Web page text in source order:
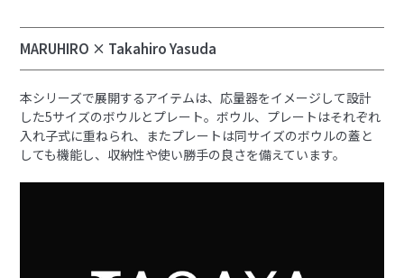
MARUHIRO × Takahiro Yasuda
本シリーズで展開するアイテムは、応量器をイメージして設計
した5サイズのボウルとプレート。ボウル、プレートはそれぞれ
入れ子式に重ねられ、またプレートは同サイズのボウルの蓋と
しても機能し、収納性や使い勝手の良さを備えています。